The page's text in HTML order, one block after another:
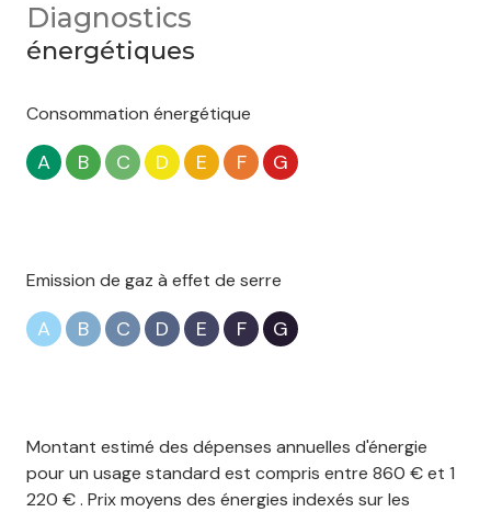
Diagnostics
énergétiques
Consommation énergétique
A B C D E F G
Emission de gaz à effet de serre
A B C D E F G
Montant estimé des dépenses annuelles d'énergie
pour un usage standard est compris entre 860 € et 1
220 € . Prix moyens des énergies indexés sur les